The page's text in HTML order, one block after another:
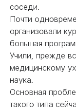
соседи.
Почти
организовали
большая
Учили, прежде
медицинскому
наука.
Основная
такого типа